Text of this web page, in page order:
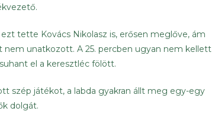
tette Kovács Nikolasz is, erősen meglőve, ám
nem unatkozott. A 25. percben ugyan nem kellett
el a keresztléc fölött.
szép játékot, a labda gyakran állt meg egy-egy
dolgát.